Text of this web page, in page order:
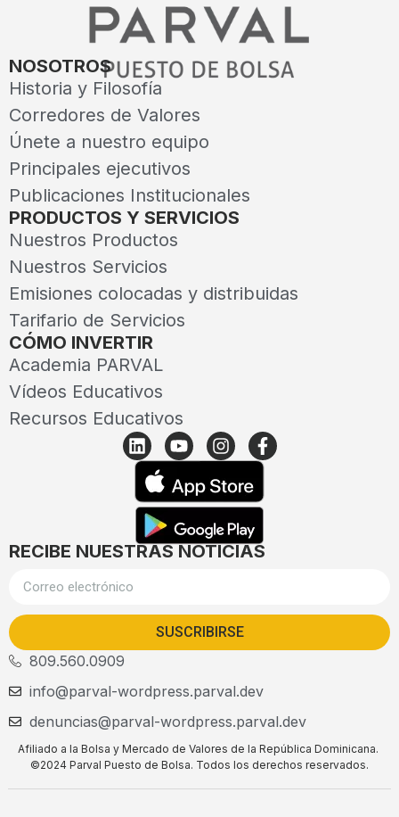
NOSOTROS
Historia y Filosofía
Corredores de Valores
Únete a nuestro equipo
Principales ejecutivos
Publicaciones Institucionales
PRODUCTOS Y SERVICIOS
Nuestros Productos
Nuestros Servicios
Emisiones colocadas y distribuidas
Tarifario de Servicios
CÓMO INVERTIR
Academia PARVAL
Vídeos Educativos
Recursos Educativos
RECIBE NUESTRAS NOTICIAS
SUSCRIBIRSE
809.560.0909
info@parval-wordpress.parval.dev
denuncias@parval-wordpress.parval.dev
Afiliado a la Bolsa y Mercado de Valores de la República Dominicana.
©2024 Parval Puesto de Bolsa. Todos los derechos reservados.